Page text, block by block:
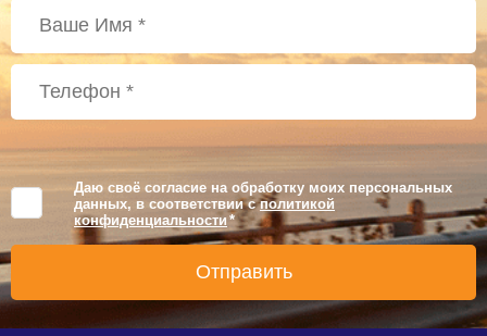
Даю своё согласие на обработку моих персональных
данных, в соответствии сполитикой
конфиденциальности *